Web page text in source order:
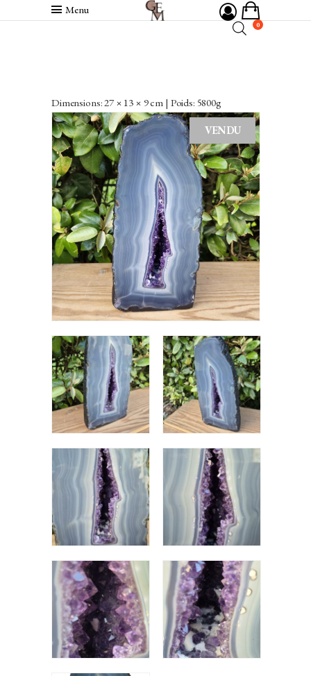
Menu
0
Dimensions: 27 × 13 × 9 cm | Poids: 5800g
VENDU